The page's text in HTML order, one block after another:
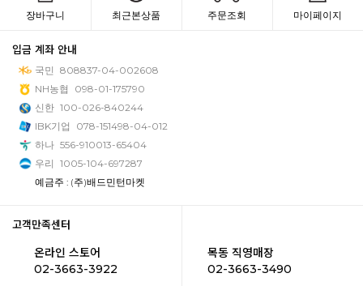
장바구니 최근본상품 주문조회 마이페이지
입금 계좌 안내
국민 808837-04-002608
NH농협
098-01-175790
신한 100-026-840244
IBK기업
078-151498-04-012
하나 556-910013-65404
우리 1005-104-697287
예금주 : (주)배드민턴마켓
고객만족센터
온라인 스토어
02-3663-3922
목동 직영매장
02-3663-3490